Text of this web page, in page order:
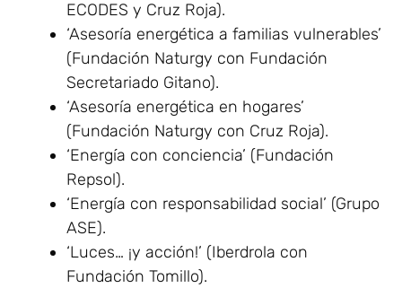
ECODES y Cruz Roja).
‘Asesoría energética a familias vulnerables’
(Fundación Naturgy con Fundación
Secretariado Gitano).
‘Asesoría energética en hogares’
(Fundación Naturgy con Cruz Roja).
‘Energía con conciencia’ (Fundación
Repsol).
‘Energía con responsabilidad social’ (Grupo
ASE).
‘Luces… ¡y acción!’ (Iberdrola con
Fundación Tomillo).